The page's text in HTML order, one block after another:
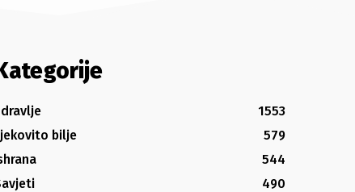
1553
bilje
579
544
490